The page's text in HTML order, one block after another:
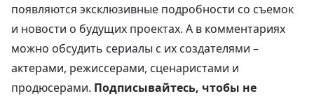
появляются эксклюзивные подробности со съемок
и новости о будущих проектах. А в комментариях
можно обсудить сериалы с их создателями –
актерами, режиссерами, сценаристами и
продюсерами. Подписывайтесь, чтобы не